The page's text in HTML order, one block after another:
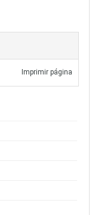
Imprimir página